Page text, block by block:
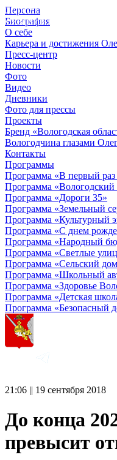
Персона
Биография
О себе
Карьера и достижения
Пресс-центр
Новости
Фото
Видео
Дневники
Фото для прессы
Проекты
Бренд «Вологодская
Вологодчина глазами
Контакты
Программы
Программа «В первый раз
Программа «Вологодский
Программа «Дороги 35»
Программа «Земельный
Программа «Культурный
Программа «С днем
Программа «Народный
Программа «Светлые
Программа «Сельский
Программа «Школьный
Программа «Здоровье
Программа «Детская
Программа «Безопасный
21:06 || 19 сентября 2018
До конца
превысит
© 2012 - 2023,
КУВШИННИКОВ О.А.